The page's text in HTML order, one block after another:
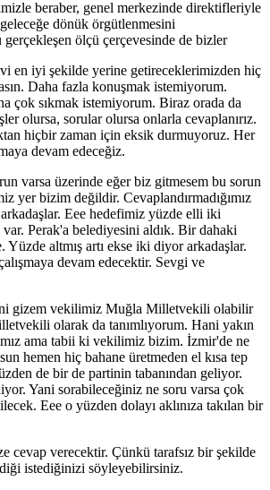
beraber, genel merkezinde direktifleriyle
dönük örgütlenmesini
ölçü çerçevesinde de bizler
en iyi şekilde yerine getireceklerimizden hiç
Daha fazla konuşmak istemiyorum.
çok sıkmak istemiyorum. Biraz orada da
olursa, sorular olursa onlarla cevaplanırız.
hiçbir zaman için eksik durmuyoruz. Her
devam edeceğiz.
varsa üzerinde eğer biz gitmesem bu sorun
yer bizim değildir. Cevaplandırmadığımız
Eee hedefimiz yüzde elli iki
var. Perak'a belediyesini aldık. Bir dahaki
Yüzde altmış artı ekse iki diyor arkadaşlar.
devam edecektir. Sevgi ve
gizem vekilimiz Muğla Milletvekili olabilir
olarak da tanımlıyorum. Hani yakın
ama tabii ki vekilimiz bizim. İzmir'de ne
hemen hiç bahane üretmeden el kısa tep
de bir de partinin tabanından geliyor.
Yani sorabileceğiniz ne soru varsa çok
Eee o yüzden dolayı aklınıza takılan bir
cevap verecektir. Çünkü tarafsız bir şekilde
istediğinizi söyleyebilirsiniz.